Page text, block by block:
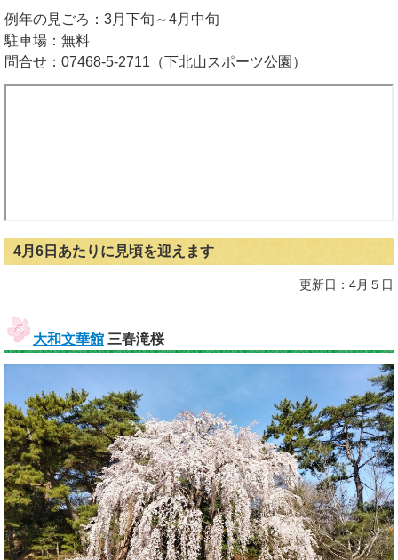
例年の見ごろ：3月下旬～4月中旬
駐車場：無料
問合せ：07468-5-2711（下北山スポーツ公園）
4月6日あたりに見頃を迎えます
更新日：4月５日
大和文華館 三春滝桜